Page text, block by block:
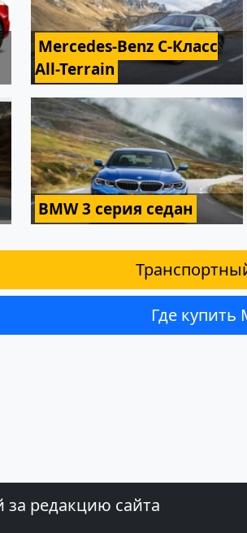
Mercedes-Benz C-Класс
All-Terrain
BMW 3 серия седан
Где купить
редакцию сайта